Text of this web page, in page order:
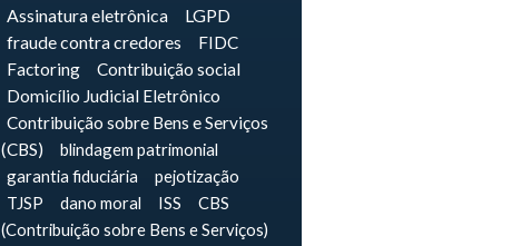
Assinatura eletrônica
LGPD
fraude contra credores
FIDC
Factoring
Contribuição social
Domicílio Judicial Eletrônico
Contribuição sobre Bens e Serviços
(CBS)
blindagem patrimonial
garantia fiduciária
pejotização
TJSP
dano moral ISS
CBS
(Contribuição sobre Bens e Serviços)